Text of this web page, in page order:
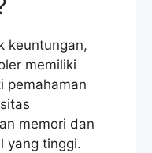
keuntungan,
memiliki
pemahaman
memori dan
yang tinggi.